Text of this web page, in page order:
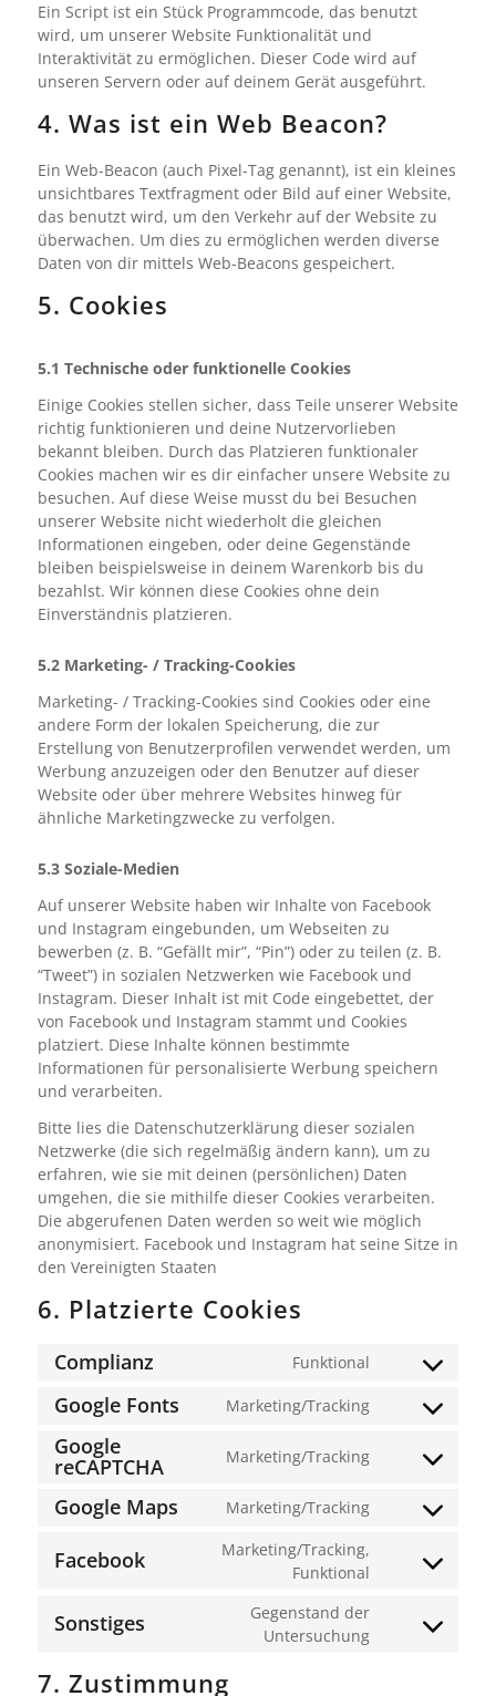
Ein Script ist ein Stück Programmcode, das benutzt
wird, um unserer Website Funktionalität und
Interaktivität zu ermöglichen. Dieser Code wird auf
unseren Servern oder auf deinem Gerät ausgeführt.
4. Was ist ein Web Beacon?
Ein Web-Beacon (auch Pixel-Tag genannt), ist ein kleines
unsichtbares Textfragment oder Bild auf einer Website,
das benutzt wird, um den Verkehr auf der Website zu
überwachen. Um dies zu ermöglichen werden diverse
Daten von dir mittels Web-Beacons gespeichert.
5. Cookies
5.1 Technische oder funktionelle Cookies
Einige Cookies stellen sicher, dass Teile unserer Website
richtig funktionieren und deine Nutzervorlieben
bekannt bleiben. Durch das Platzieren funktionaler
Cookies machen wir es dir einfacher unsere Website zu
besuchen. Auf diese Weise musst du bei Besuchen
unserer Website nicht wiederholt die gleichen
Informationen eingeben, oder deine Gegenstände
bleiben beispielsweise in deinem Warenkorb bis du
bezahlst. Wir können diese Cookies ohne dein
Einverständnis platzieren.
5.2 Marketing- / Tracking-Cookies
Marketing- / Tracking-Cookies sind Cookies oder eine
andere Form der lokalen Speicherung, die zur
Erstellung von Benutzerprofilen verwendet werden, um
Werbung anzuzeigen oder den Benutzer auf dieser
Website oder über mehrere Websites hinweg für
ähnliche Marketingzwecke zu verfolgen.
5.3 Soziale-Medien
Auf unserer Website haben wir Inhalte von Facebook
und Instagram eingebunden, um Webseiten zu
bewerben (z. B. “Gefällt mir”, “Pin”) oder zu teilen (z. B.
“Tweet”) in sozialen Netzwerken wie Facebook und
Instagram. Dieser Inhalt ist mit Code eingebettet, der
von Facebook und Instagram stammt und Cookies
platziert. Diese Inhalte können bestimmte
Informationen für personalisierte Werbung speichern
und verarbeiten.
Bitte lies die Datenschutzerklärung dieser sozialen
Netzwerke (die sich regelmäßig ändern kann), um zu
erfahren, wie sie mit deinen (persönlichen) Daten
umgehen, die sie mithilfe dieser Cookies verarbeiten.
Die abgerufenen Daten werden so weit wie möglich
anonymisiert. Facebook und Instagram hat seine Sitze in
den Vereinigten Staaten
6. Platzierte Cookies
Complianz Funktional
Consent
service
Google Fonts Marketing/Tracking
Consent
service
Google
reCAPTCHA Marketing/Tracking
Consent
service
recaptcha
Google Maps Marketing/Tracking
Consent
service
Facebook
Marketing/Tracking,
Funktional
Consent
service
Sonstiges
Gegenstand der
Untersuchung
Consent
7. Zustimmung